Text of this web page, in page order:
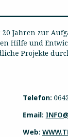
Jahren zur
Hilfe und
Projekte
Telefon:
Email:
Web: